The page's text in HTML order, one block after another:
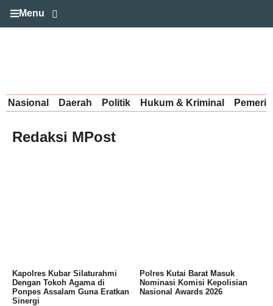
Menu
Nasional Daerah Politik Hukum & Kriminal
Redaksi MPost
Kapolres Kubar Silaturahmi
Dengan Tokoh Agama di
Ponpes Assalam Guna Eratkan
Sinergi
Polres Kutai Barat Masuk
Nominasi Komisi Kepolisian
Nasional Awards 2026